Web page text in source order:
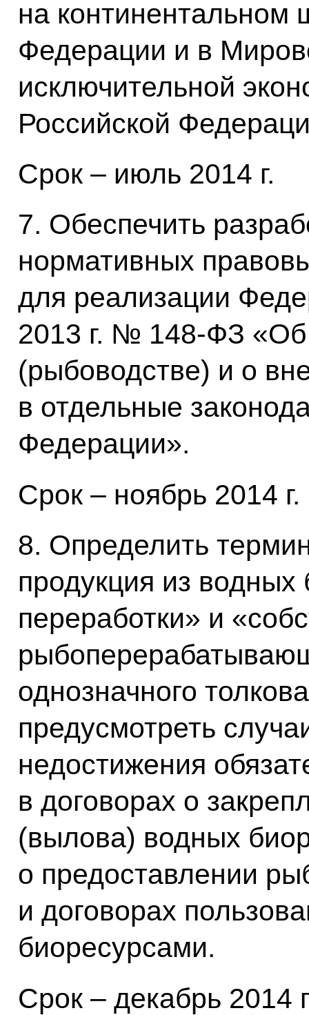
на континентальном
Федерации и в
исключительной
Российской
Срок – июль 2014 г.
7. Обеспечить
нормативных
для реализации
2013 г. № 148-ФЗ «Об
(рыбоводстве) и о
в отдельные
Федерации».
Срок – ноябрь 2014 г.
8. Определить
продукция из водных
переработки» и
однозначного
предусмотреть
недостижения
в договорах о
(вылова) водных
о предоставлении
и договорах
биоресурсами.
Срок – декабрь 2014